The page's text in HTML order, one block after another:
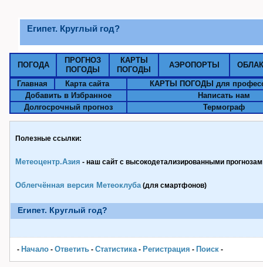
Египет. Круглый год?
ПОГОДА
ПРОГНОЗ
ПОГОДЫ
КАРТЫ
ПОГОДЫ
АЭРОПОРТЫ
Главная Карта сайта
КАРТЫ ПОГОДЫ для
Добавить в Избранное
Написать нам
Долгосрочный прогноз
Термограф
Полезные ссылки:
Метеоцентр.Азия - наш сайт с высокодетализированными
Облегчённая версия Метеоклуба(для смартфонов)
Египет. Круглый год?
- Начало - Ответить - Статистика- Pегистрация - Поиск -